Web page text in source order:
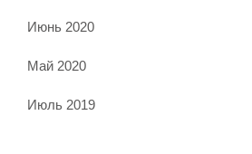
Июнь 2020
Май 2020
Июль 2019